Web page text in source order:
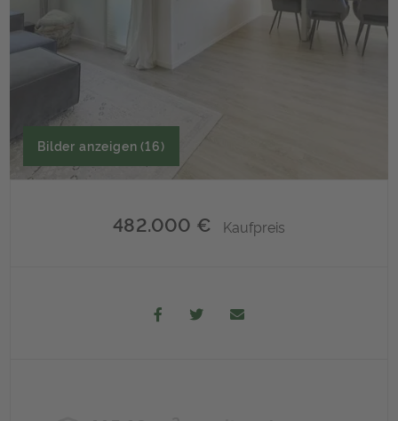
Bilder anzeigen (16)
482.000 € Kaufpreis